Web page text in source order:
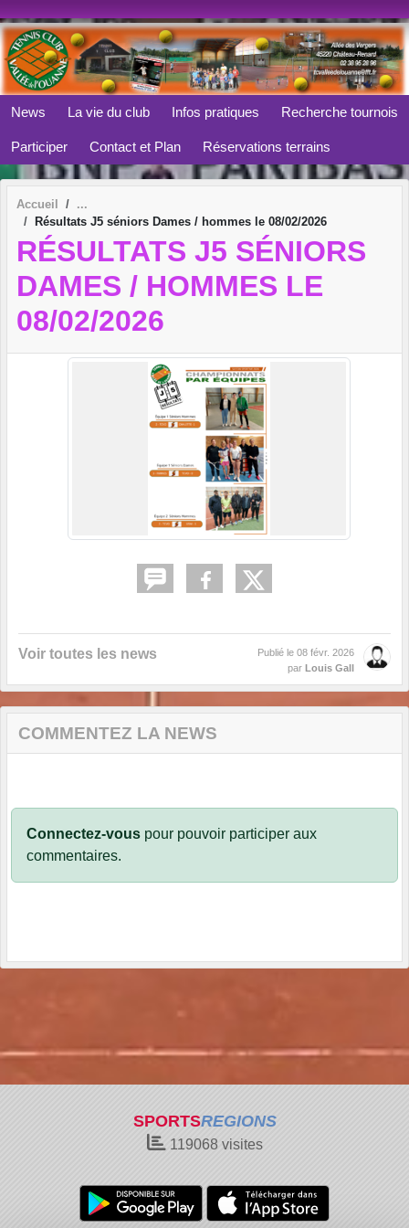
News La vie du club Infos pratiques Recherche tournois
Participer Contact et Plan Réservations terrains
Accueil
Résultats J5 séniors Dames / hommes le 08/02/2026
RÉSULTATS J5 SÉNIORS
DAMES / HOMMES LE
08/02/2026
Voir toutes les news Publié le 08 févr. 2026
par Louis Gall
COMMENTEZ LA NEWS
Connectez-vous pour pouvoir participer aux
commentaires.
SPORTSREGIONS
119068 visites